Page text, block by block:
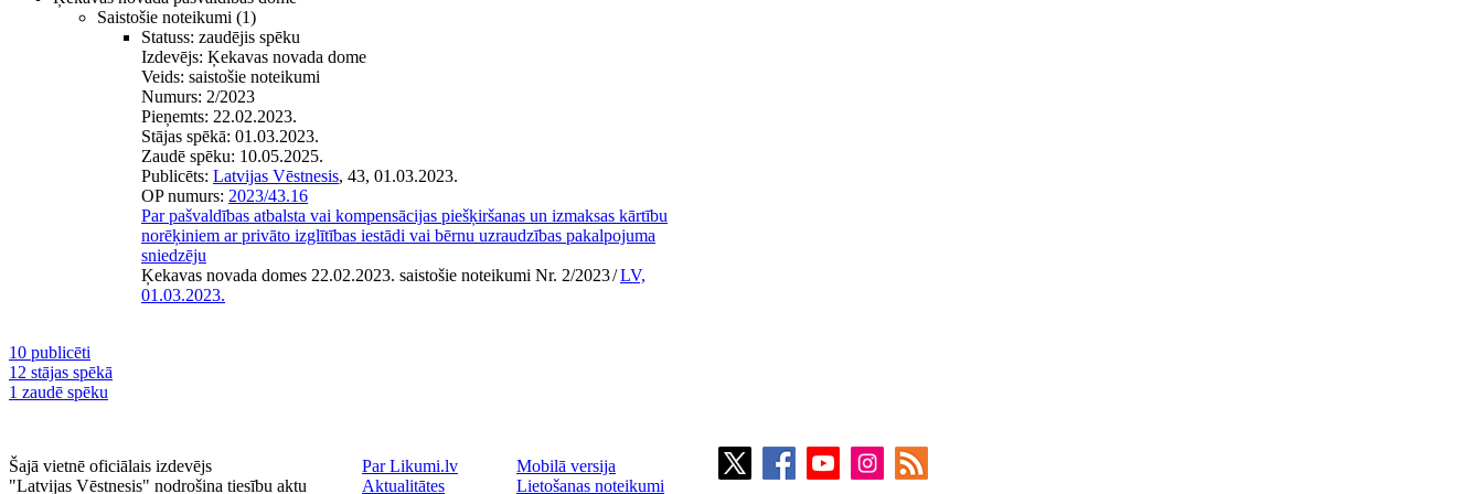
Saistošie noteikumi (1)
Statuss: zaudējis spēku
Izdevējs: Ķekavas novada dome
Veids: saistošie noteikumi
Numurs: 2/2023
Pieņemts: 22.02.2023.
Stājas spēkā: 01.03.2023.
Zaudē spēku: 10.05.2025.
Publicēts: Latvijas Vēstnesis, 43, 01.03.2023.
OP numurs: 2023/43.16
Par pašvaldības atbalsta vai kompensācijas piešķiršanas un izmaksas kārtību
norēķiniem ar privāto izglītības iestādi vai bērnu uzraudzības pakalpojuma
sniedzēju
Ķekavas novada domes 22.02.2023. saistošie noteikumi Nr. 2/2023/LV,
01.03.2023.
10 publicēti
12 stājas spēkā
1 zaudē spēku
Šajā vietnē oficiālais izdevējs
"Latvijas Vēstnesis" nodrošina tiesību aktu
Par Likumi.lv
Aktualitātes
Mobilā versija
Lietošanas noteikumi